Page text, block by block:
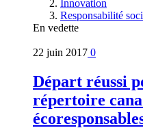
Innovation
Responsabilité
En vedette
22 juin 2017 0
Départ réussi
répertoire